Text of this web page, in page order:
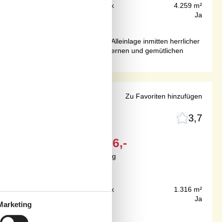
Grundstück
4.259 m²
Ja
Haus erwartet Sie in attraktiver Alleinlage inmitten herrlicher
Die hellen Räume mit einer modernen und gemütlichen
3,7
666,-
Inkl. Endreinigung
300 m
Grundstück
1.316 m²
Ja
Zu Favoriten hinzufügen